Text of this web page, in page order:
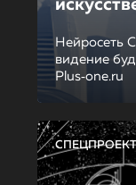
Нейросеть
видение
Plus‑one.ru
СПЕЦПРОЕКТ